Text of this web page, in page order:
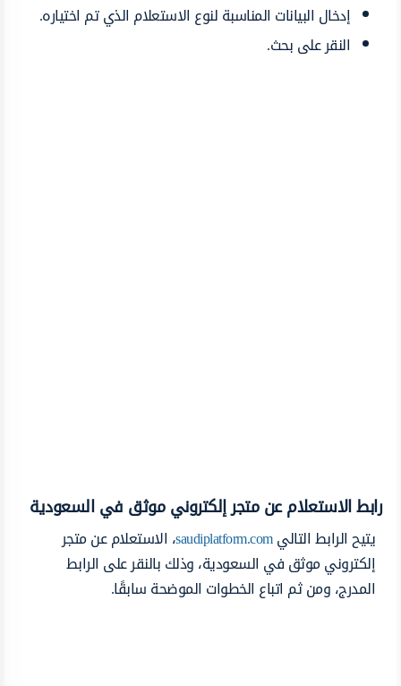
إدخال البيانات المناسبة لنوع الاستعلام الذي تم اختياره.
النقر على بحث.
رابط الاستعلام عن متجر إلكتروني موثق في السعودية
يتيح الرابط التاليsaudiplatform.com، الاستعلام عن متجر
إلكتروني موثق في السعودية، وذلك بالنقر على الرابط
المدرج، ومن ثم اتباع الخطوات الموضحة سابقًا.